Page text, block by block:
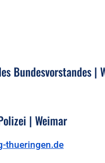
Bundesvorstandes |
| Weimar
thueringen.de